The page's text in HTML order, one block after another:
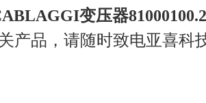
变压器
产品，请随时致电亚喜科